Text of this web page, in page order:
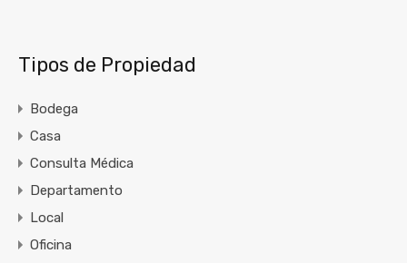
Tipos de Propiedad
Bodega
Casa
Consulta Médica
Departamento
Local
Oficina